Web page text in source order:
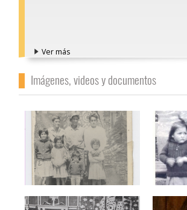
Ver más
Imágenes, videos y documentos